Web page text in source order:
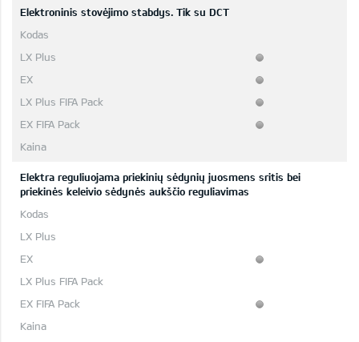
Elektroninis stovėjimo stabdys. Tik su DCT
Elektra reguliuojama priekinių sėdynių juosmens sritis bei
priekinės keleivio sėdynės aukščio reguliavimas